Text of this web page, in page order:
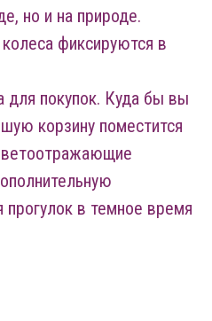
но и на природе.
фиксируются в
для покупок. Куда бы вы
корзину поместится
прогулок в темное время